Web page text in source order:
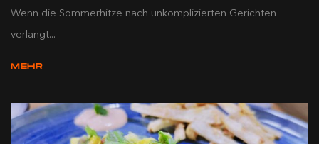
Wenn die Sommerhitze nach unkomplizierten Gerichten
verlangt...
MEHR